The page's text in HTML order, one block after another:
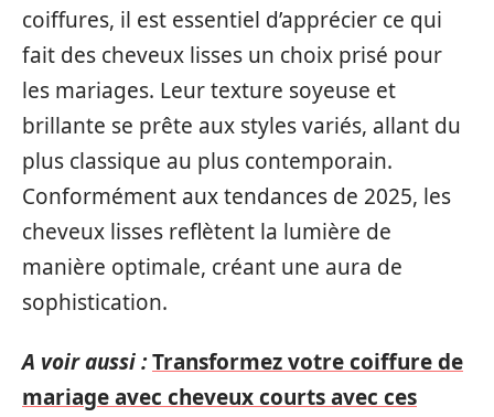
coiffures, il est essentiel d’apprécier ce qui
fait des cheveux lisses un choix prisé pour
les mariages. Leur texture soyeuse et
brillante se prête aux styles variés, allant du
plus classique au plus contemporain.
Conformément aux tendances de 2025, les
cheveux lisses reflètent la lumière de
manière optimale, créant une aura de
sophistication.
A voir aussi :Transformez votre coiffure de
mariage avec cheveux courts avec ces